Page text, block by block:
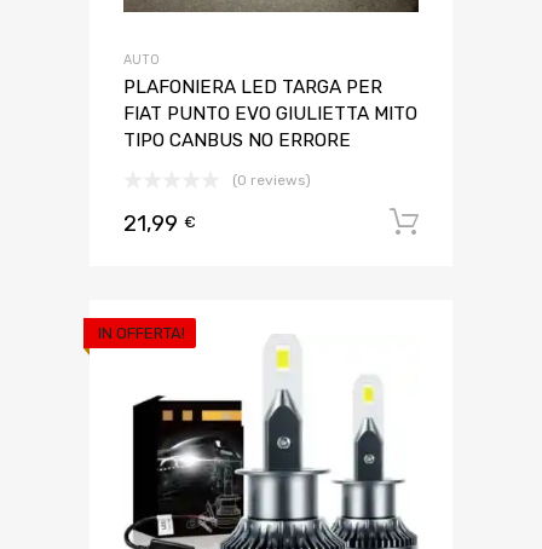
AUTO
PLAFONIERA LED TARGA PER
FIAT PUNTO EVO GIULIETTA MITO
TIPO CANBUS NO ERRORE
(0 reviews)
21,99 €
IN OFFERTA!